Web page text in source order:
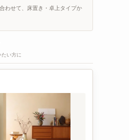
わせて、床置き・卓上タイプか
たい方に